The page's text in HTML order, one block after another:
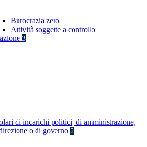
Burocrazia zero
Attività soggette a controllo
3
di incarichi politici, di amministrazione,
o di governo 2